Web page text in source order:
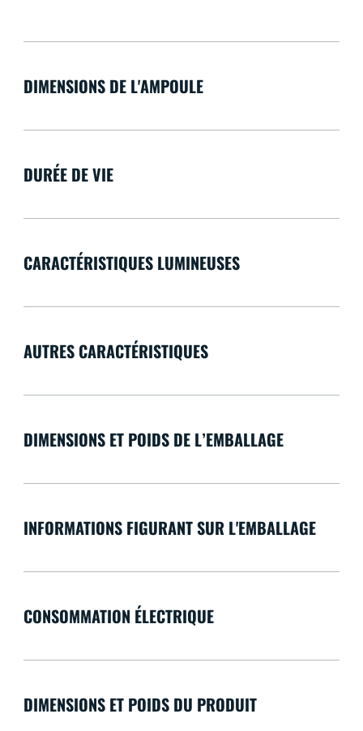
DIMENSIONS DE L'AMPOULE
DURÉE DE VIE
CARACTÉRISTIQUES LUMINEUSES
AUTRES CARACTÉRISTIQUES
DIMENSIONS ET POIDS DE L’EMBALLAGE
INFORMATIONS FIGURANT SUR L'EMBALLAGE
CONSOMMATION ÉLECTRIQUE
DIMENSIONS ET POIDS DU PRODUIT